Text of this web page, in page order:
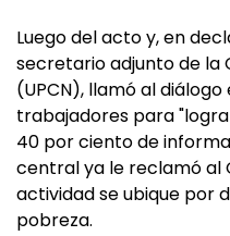
Luego del acto y, en
secretario adjunto de la
(UPCN), llamó al
trabajadores para
40 por ciento de
central ya le reclamó al
actividad se ubique por
pobreza.